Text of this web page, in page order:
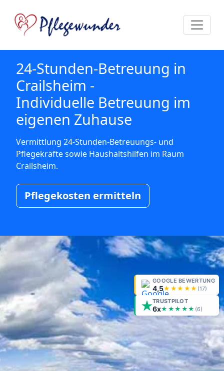
GOOGLE BEWERTUNG
4,5★★★★★ (17)
TRUSTPILOT
6x★★★★★ (6)
24-Stunden-Betreuung in
Crailsheim -
Individuelle Betreuung im
eigenen Zuhause
Vermittlung 24-Stunden-Betreuungs- und
Pflegekräfte sowie Haushaltshilfen im Raum
Crailsheim.
Pflegekosten ermitteln